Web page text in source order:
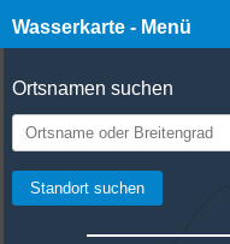
Wasserkarte - Menü
Ortsnamen suchen
☰ Wasserkarte Live